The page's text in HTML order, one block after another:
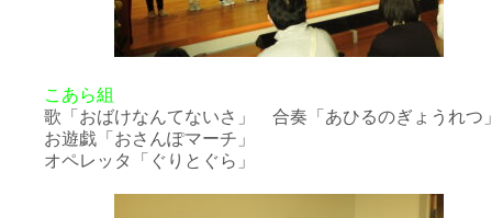
こあら組
歌「おばけなんてないさ」 合奏「あひるのぎょうれつ
お遊戯「おさんぽマーチ」
オペレッタ「ぐりとぐら」